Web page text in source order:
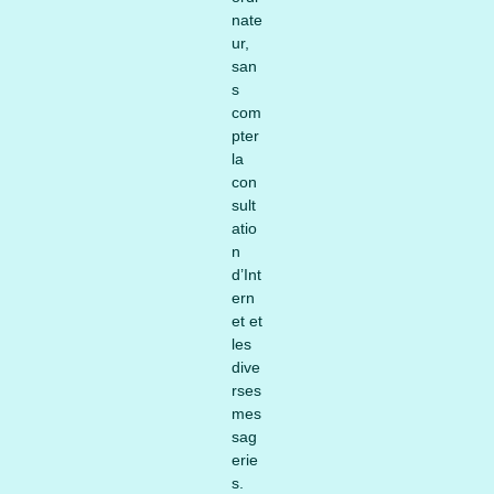
nate
ur,
san
s
com
pter
la
con
sult
atio
n
d’Int
ern
et et
les
dive
rses
mes
sag
erie
s.